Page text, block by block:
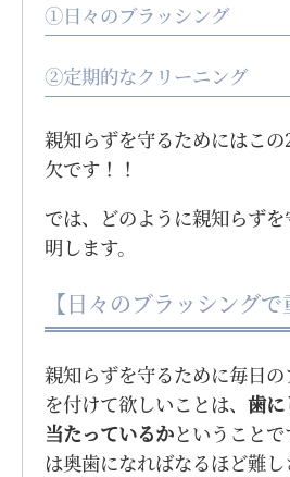
①日々のブラッシング
②定期的なクリーニング
親知らずを守るためにはこ
欠です！！
では、どのように親知らず
明します。
【日々のブラッシングで
親知らずを守るために毎日
を付けて欲しいことは、 歯に
当たっているかということ
は奥歯になればなるほど難し